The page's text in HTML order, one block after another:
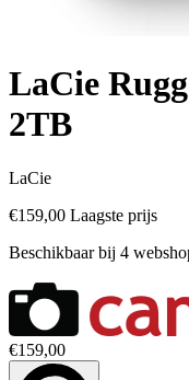
LaCie
2TB
LaCie
€159,00 Laagste prijs
Beschikbaar bij 4
€159,00